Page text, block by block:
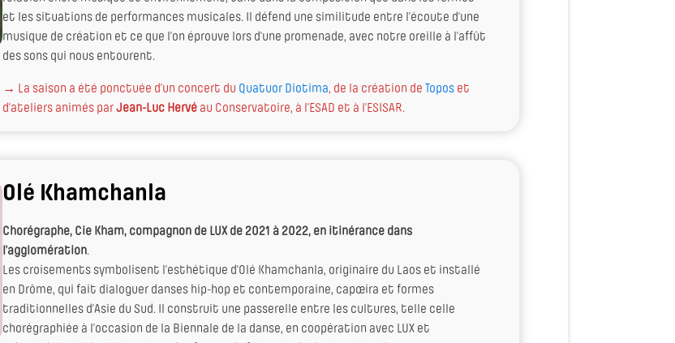
et les situations de performances musicales. Il défend une similitude entre l’écoute d’une
musique de création et ce que l’on éprouve lors d’une promenade, avec notre oreille à l’affût
des sons qui nous entourent.
→ La saison a été ponctuée d’un concert du Quatuor Diotima, de la création de Topos et
d’ateliers animés parJean-Luc Hervé au Conservatoire, à l’ESAD et à l’ESISAR.
Olé Khamchanla
Chorégraphe, Cie Kham, compagnon de LUX de 2021 à 2022, en itinérance dans
l’agglomération.
Les croisements symbolisent l’esthétique d’Olé Khamchanla, originaire du Laos et installé
en Drôme, qui fait dialoguer danses hip-hop et contemporaine, capœira et formes
traditionnelles d’Asie du Sud. Il construit une passerelle entre les cultures, telle celle
chorégraphiée à l’occasion de la Biennale de la danse, en coopération avec LUX et